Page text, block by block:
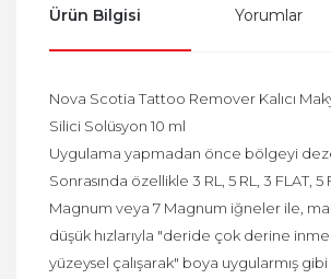
Ürün Bilgisi Yorumlar
Nova Scotia Tattoo Remover Kalıcı
Silici Solüsyon 10 ml
Uygulama yapmadan önce bölgeyi
Sonrasında özellikle 3 RL, 5 RL, 3 FLAT, 5
Magnum veya 7 Magnum iğneler ile,
düşük hızlarıyla "deride çok derine
yüzeysel çalışarak" boya uygularmış